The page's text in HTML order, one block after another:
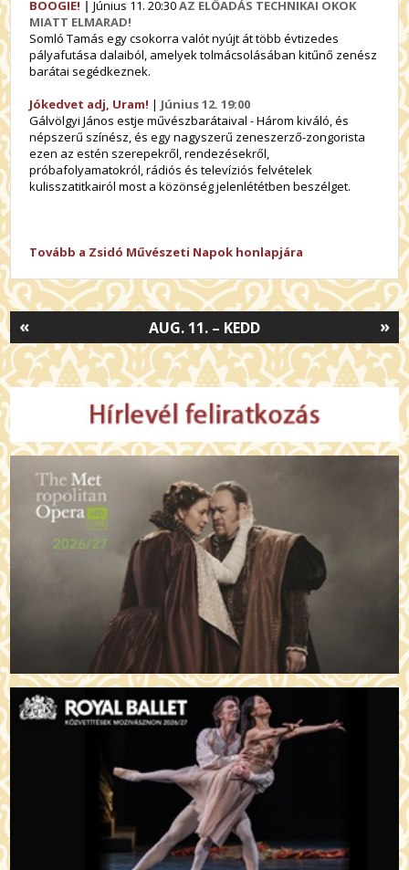
BOOGIE! | Június 11. 20:30AZ ELŐADÁS TECHNIKAI OKOK
MIATT ELMARAD!
Somló Tamás egy csokorra valót nyújt át több évtizedes
pályafutása dalaiból, amelyek tolmácsolásában kitűnő zenész
barátai segédkeznek.
Jókedvet adj, Uram! | Június 12. 19:00
Gálvölgyi János estje művészbarátaival - Három kiváló, és
népszerű színész, és egy nagyszerű zeneszerző-zongorista
ezen az estén szerepekről, rendezésekről,
próbafolyamatokról, rádiós és televíziós felvételek
kulisszatitkairól most a közönség jelenlététben beszélget.
Tovább a Zsidó Művészeti Napok honlapjára
»
AUG. 11. – KEDD
«